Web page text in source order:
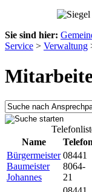
Sie sind hier:
Service > Verwaltung
Name
Telefon
Bürgermeister
Baumeister
Johannes
08441
8064-
21